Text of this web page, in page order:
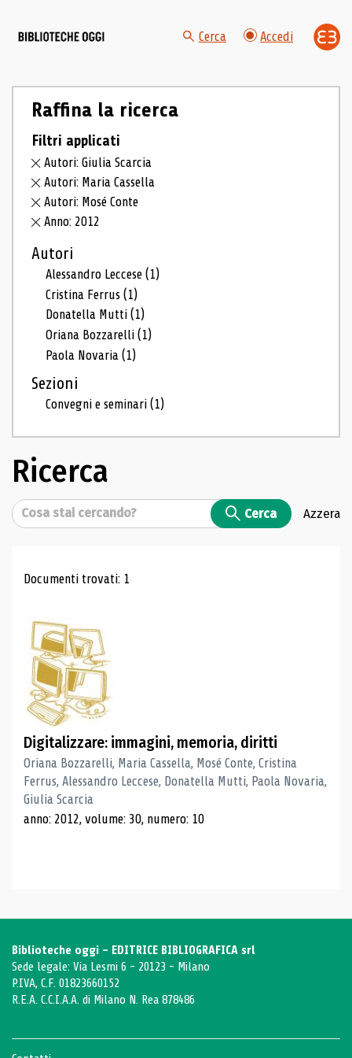
Cerca Accedi
Raffina la ricerca
Filtri applicati
Autori: Giulia Scarcia
Autori: Maria Cassella
Autori: Mosé Conte
Anno: 2012
Autori
Alessandro Leccese(1)
Cristina Ferrus(1)
Donatella Mutti(1)
Oriana Bozzarelli(1)
Paola Novaria(1)
Sezioni
Convegni e seminari(1)
Ricerca
Cerca Cerca Azzera
Risultati di ricerca
Documenti trovati: 1
Digitalizzare: immagini, memoria, diritti
Oriana Bozzarelli, Maria Cassella, Mosé Conte, Cristina
Ferrus, Alessandro Leccese, Donatella Mutti, Paola Novaria,
Giulia Scarcia
anno: 2012, volume: 30, numero: 10
Biblioteche oggi - EDITRICE BIBLIOGRAFICA srl
Sede legale: Via Lesmi 6 - 20123 - Milano
P.IVA, C.F. 01823660152
R.E.A. C.C.I.A.A. di Milano N. Rea 878486